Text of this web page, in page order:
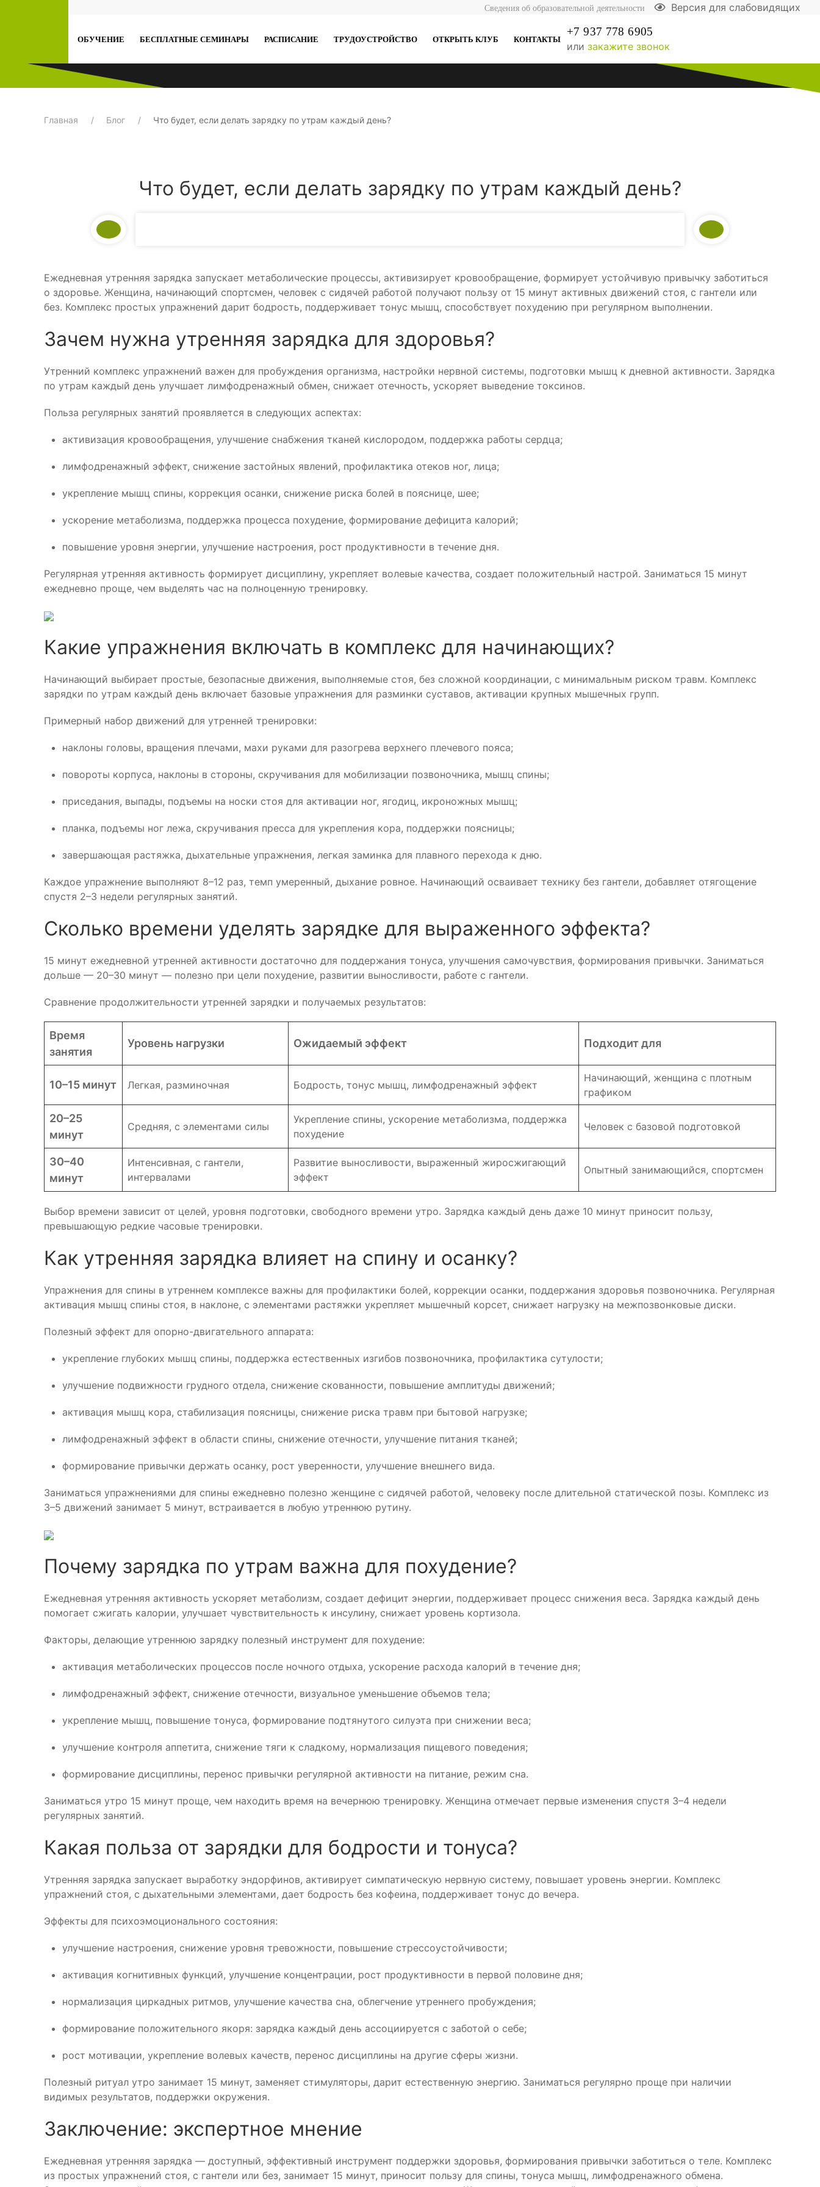
Сведения об образовательной деятельности Версия для слабовидящих
ОБУЧЕНИЕ БЕСПЛАТНЫЕ СЕМИНАРЫ РАСПИСАНИЕ ТРУДОУСТРОЙСТВО ОТКРЫТЬ КЛУБ КОНТАКТЫ
+7 937 778 6905
или закажите звонок
Главная Блог Что будет, если делать зарядку по утрам каждый день?
Что будет, если делать зарядку по утрам каждый день?
Ежедневная утренняя зарядка запускает метаболические процессы, активизирует кровообращение, формирует устойчивую привычку заботиться
о здоровье. Женщина, начинающий спортсмен, человек с сидячей работой получают пользу от 15 минут активных движений стоя, с гантели или
без. Комплекс простых упражнений дарит бодрость, поддерживает тонус мышц, способствует похудению при регулярном выполнении.
Зачем нужна утренняя зарядка для здоровья?
Утренний комплекс упражнений важен для пробуждения организма, настройки нервной системы, подготовки мышц к дневной активности. Зарядка
по утрам каждый день улучшает лимфодренажный обмен, снижает отечность, ускоряет выведение токсинов.
Польза регулярных занятий проявляется в следующих аспектах:
активизация кровообращения, улучшение снабжения тканей кислородом, поддержка работы сердца;
лимфодренажный эффект, снижение застойных явлений, профилактика отеков ног, лица;
укрепление мышц спины, коррекция осанки, снижение риска болей в пояснице, шее;
ускорение метаболизма, поддержка процесса похудение, формирование дефицита калорий;
повышение уровня энергии, улучшение настроения, рост продуктивности в течение дня.
Регулярная утренняя активность формирует дисциплину, укрепляет волевые качества, создает положительный настрой. Заниматься 15 минут
ежедневно проще, чем выделять час на полноценную тренировку.
Какие упражнения включать в комплекс для начинающих?
Начинающий выбирает простые, безопасные движения, выполняемые стоя, без сложной координации, с минимальным риском травм. Комплекс
зарядки по утрам каждый день включает базовые упражнения для разминки суставов, активации крупных мышечных групп.
Примерный набор движений для утренней тренировки:
наклоны головы, вращения плечами, махи руками для разогрева верхнего плечевого пояса;
повороты корпуса, наклоны в стороны, скручивания для мобилизации позвоночника, мышц спины;
приседания, выпады, подъемы на носки стоя для активации ног, ягодиц, икроножных мышц;
планка, подъемы ног лежа, скручивания пресса для укрепления кора, поддержки поясницы;
завершающая растяжка, дыхательные упражнения, легкая заминка для плавного перехода к дню.
Каждое упражнение выполняют 8–12 раз, темп умеренный, дыхание ровное. Начинающий осваивает технику без гантели, добавляет отягощение
спустя 2–3 недели регулярных занятий.
Сколько времени уделять зарядке для выраженного эффекта?
15 минут ежедневной утренней активности достаточно для поддержания тонуса, улучшения самочувствия, формирования привычки. Заниматься
дольше — 20–30 минут — полезно при цели похудение, развитии выносливости, работе с гантели.
Сравнение продолжительности утренней зарядки и получаемых результатов:
Время
занятия
Уровень нагрузки Ожидаемый эффект Подходит для
10–15 минут Легкая, разминочная Бодрость, тонус мышц, лимфодренажный эффект
Начинающий, женщина с плотным
графиком
20–25
минут
Средняя, с элементами силы
Укрепление спины, ускорение метаболизма, поддержка
похудение
Человек с базовой подготовкой
30–40
минут
Интенсивная, с гантели,
интервалами
Развитие выносливости, выраженный жиросжигающий
эффект
Опытный занимающийся, спортсмен
Выбор времени зависит от целей, уровня подготовки, свободного времени утро. Зарядка каждый день даже 10 минут приносит пользу,
превышающую редкие часовые тренировки.
Как утренняя зарядка влияет на спину и осанку?
Упражнения для спины в утреннем комплексе важны для профилактики болей, коррекции осанки, поддержания здоровья позвоночника. Регулярная
активация мышц спины стоя, в наклоне, с элементами растяжки укрепляет мышечный корсет, снижает нагрузку на межпозвонковые диски.
Полезный эффект для опорно-двигательного аппарата:
укрепление глубоких мышц спины, поддержка естественных изгибов позвоночника, профилактика сутулости;
улучшение подвижности грудного отдела, снижение скованности, повышение амплитуды движений;
активация мышц кора, стабилизация поясницы, снижение риска травм при бытовой нагрузке;
лимфодренажный эффект в области спины, снижение отечности, улучшение питания тканей;
формирование привычки держать осанку, рост уверенности, улучшение внешнего вида.
Заниматься упражнениями для спины ежедневно полезно женщине с сидячей работой, человеку после длительной статической позы. Комплекс из
3–5 движений занимает 5 минут, встраивается в любую утреннюю рутину.
Почему зарядка по утрам важна для похудение?
Ежедневная утренняя активность ускоряет метаболизм, создает дефицит энергии, поддерживает процесс снижения веса. Зарядка каждый день
помогает сжигать калории, улучшает чувствительность к инсулину, снижает уровень кортизола.
Факторы, делающие утреннюю зарядку полезный инструмент для похудение:
активация метаболических процессов после ночного отдыха, ускорение расхода калорий в течение дня;
лимфодренажный эффект, снижение отечности, визуальное уменьшение объемов тела;
укрепление мышц, повышение тонуса, формирование подтянутого силуэта при снижении веса;
улучшение контроля аппетита, снижение тяги к сладкому, нормализация пищевого поведения;
формирование дисциплины, перенос привычки регулярной активности на питание, режим сна.
Заниматься утро 15 минут проще, чем находить время на вечернюю тренировку. Женщина отмечает первые изменения спустя 3–4 недели
регулярных занятий.
Какая польза от зарядки для бодрости и тонуса?
Утренняя зарядка запускает выработку эндорфинов, активирует симпатическую нервную систему, повышает уровень энергии. Комплекс
упражнений стоя, с дыхательными элементами, дает бодрость без кофеина, поддерживает тонус до вечера.
Эффекты для психоэмоционального состояния:
улучшение настроения, снижение уровня тревожности, повышение стрессоустойчивости;
активация когнитивных функций, улучшение концентрации, рост продуктивности в первой половине дня;
нормализация циркадных ритмов, улучшение качества сна, облегчение утреннего пробуждения;
формирование положительного якоря: зарядка каждый день ассоциируется с заботой о себе;
рост мотивации, укрепление волевых качеств, перенос дисциплины на другие сферы жизни.
Полезный ритуал утро занимает 15 минут, заменяет стимуляторы, дарит естественную энергию. Заниматься регулярно проще при наличии
видимых результатов, поддержки окружения.
Заключение: экспертное мнение
Ежедневная утренняя зарядка — доступный, эффективный инструмент поддержки здоровья, формирования привычки заботиться о теле. Комплекс
из простых упражнений стоя, с гантели или без, занимает 15 минут, приносит пользу для спины, тонуса мышц, лимфодренажного обмена.